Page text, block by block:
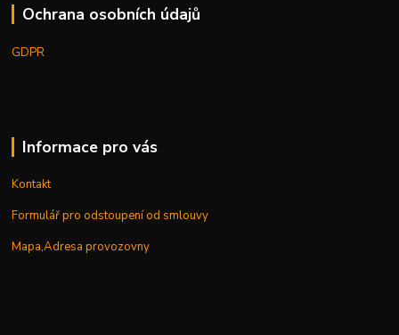
Ochrana osobních údajů
GDPR
Informace pro vás
Kontakt
Formulář pro odstoupení od smlouvy
Mapa,Adresa provozovny